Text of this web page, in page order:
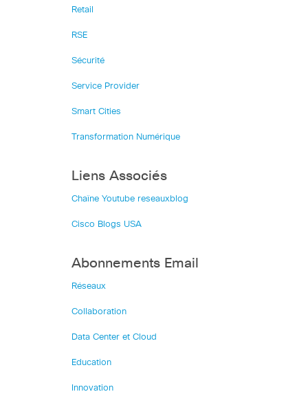
Retail
RSE
Sécurité
Service Provider
Smart Cities
Transformation Numérique
Liens Associés
Chaîne Youtube reseauxblog
Cisco Blogs USA
Abonnements Email
Réseaux
Collaboration
Data Center et Cloud
Education
Innovation